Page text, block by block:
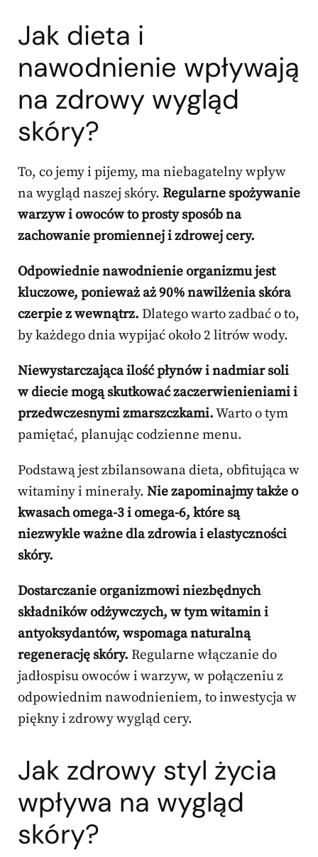
Jak dieta i
nawodnienie wpływają
na zdrowy wygląd
skóry?
To, co jemy i pijemy, ma niebagatelny wpływ
na wygląd naszej skóry. Regularne spożywanie
warzyw i owoców to prosty sposób na
zachowanie promiennej i zdrowej cery.
Odpowiednie nawodnienie organizmu jest
kluczowe, ponieważ aż 90% nawilżenia skóra
czerpie z wewnątrz. Dlatego warto zadbać o to,
by każdego dnia wypijać około 2 litrów wody.
Niewystarczająca ilość płynów i nadmiar soli
w diecie mogą skutkować zaczerwienieniami i
przedwczesnymi zmarszczkami.Warto o tym
pamiętać, planując codzienne menu.
Podstawą jest zbilansowana dieta, obfitująca w
witaminy i minerały. Nie zapominajmy także o
kwasach omega-3 i omega-6, które są
niezwykle ważne dla zdrowia i elastyczności
skóry.
Dostarczanie organizmowi niezbędnych
składników odżywczych, w tym witamin i
antyoksydantów, wspomaga naturalną
regenerację skóry. Regularne włączanie do
jadłospisu owoców i warzyw, w połączeniu z
odpowiednim nawodnieniem, to inwestycja w
piękny i zdrowy wygląd cery.
Jak zdrowy styl życia
wpływa na wygląd
skóry?